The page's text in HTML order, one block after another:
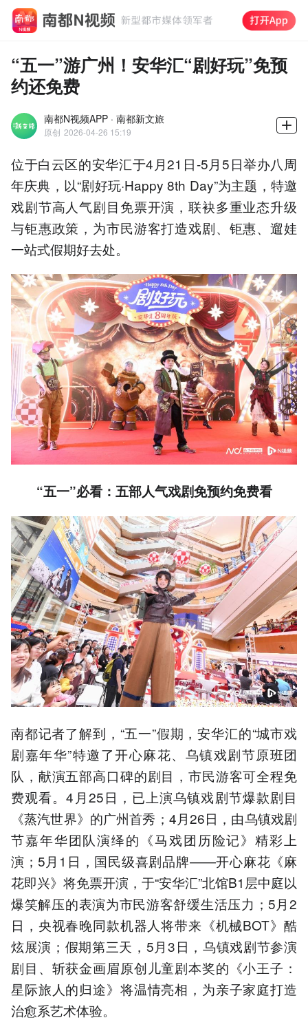
“五一”游广州！安华汇“剧好玩”免预
约还免费
南都N视频APP · 南都新文旅
原创 2026-04-26 15:19
位于白云区的安华汇于4月21日-5月5日举办八周
年庆典，以“剧好玩·Happy 8th Day”为主题，特邀
戏剧节高人气剧目免票开演，联袂多重业态升级
与钜惠政策，为市民游客打造戏剧、钜惠、遛娃
一站式假期好去处。
“五一”必看：五部人气戏剧免预约免费看
南都记者了解到，“五一”假期，安华汇的“城市戏
剧嘉年华”特邀了开心麻花、乌镇戏剧节原班团
队，献演五部高口碑的剧目，市民游客可全程免
费观看。4月25日，已上演乌镇戏剧节爆款剧目
《蒸汽世界》的广州首秀；4月26日，由乌镇戏剧
节嘉年华团队演绎的《马戏团历险记》精彩上
演；5月1日，国民级喜剧品牌——开心麻花《麻
花即兴》将免票开演，于“安华汇”北馆B1层中庭以
爆笑解压的表演为市民游客舒缓生活压力；5月2
日，央视春晚同款机器人将带来《机械BOT》酷
炫展演；假期第三天，5月3日，乌镇戏剧节参演
剧目、斩获金画眉原创儿童剧本奖的《小王子：
星际旅人的归途》将温情亮相，为亲子家庭打造
治愈系艺术体验。